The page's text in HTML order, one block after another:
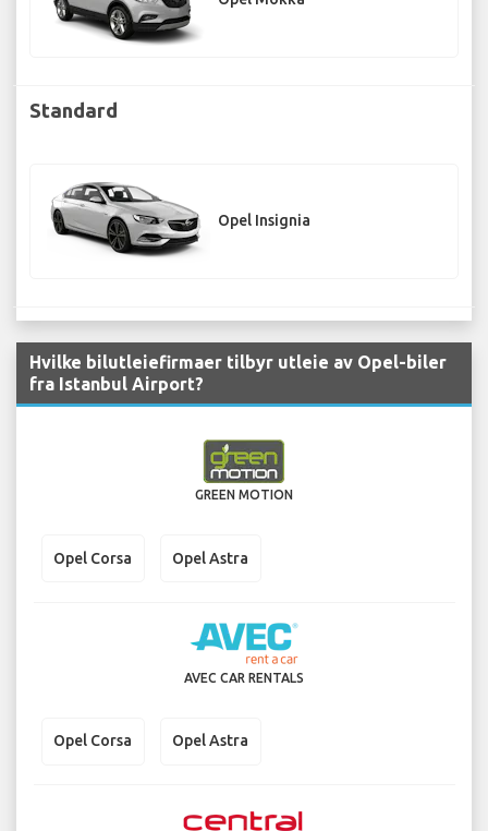
Standard
Opel Insignia
Hvilke bilutleiefirmaer tilbyr utleie av Opel-biler
fra Istanbul Airport?
GREEN MOTION
Opel Corsa Opel Astra
AVEC CAR RENTALS
Opel Corsa Opel Astra